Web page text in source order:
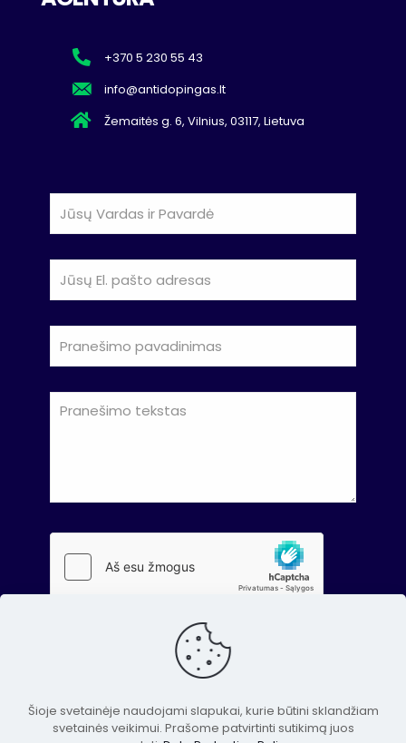
+370 5 230 55 43
info@antidopingas.lt
Žemaitės g. 6, Vilnius, 03117, Lietuva
Šioje svetainėje naudojami slapukai, kurie būtini sklandžiam
svetainės veikimui. Prašome patvirtinti sutikimą juos